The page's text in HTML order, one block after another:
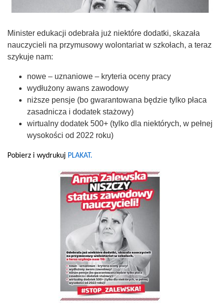
Minister edukacji odebrała już niektóre dodatki, skazała
nauczycieli na przymusowy wolontariat w szkołach, a teraz
szykuje nam:
nowe – uznaniowe – kryteria oceny pracy
wydłużony awans zawodowy
niższe pensje (bo gwarantowana będzie tylko płaca
zasadnicza i dodatek stażowy)
wirtualny dodatek 500+ (tylko dla niektórych, w pełnej
wysokości od 2022 roku)
Pobierz i wydrukuj PLAKAT.